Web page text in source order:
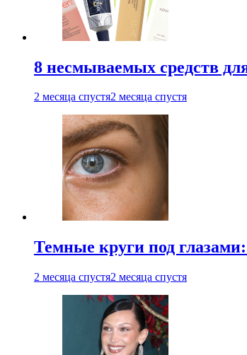
8 несмываемых средств
2 месяца спустя2 месяца спустя
Темные круги под
2 месяца спустя2 месяца спустя